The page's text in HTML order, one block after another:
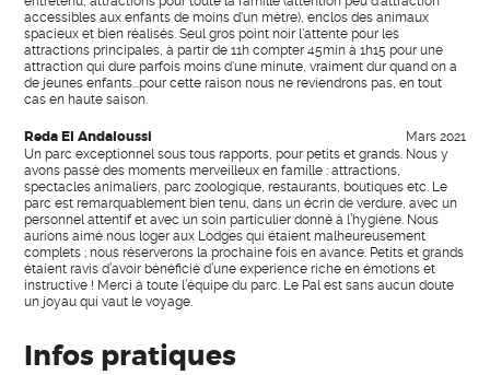
accessibles aux enfants de moins d'un mètre), enclos des animaux
spacieux et bien réalisés. Seul gros point noir l'attente pour les
attractions principales, à partir de 11h compter 45min à 1h15 pour une
attraction qui dure parfois moins d'une minute, vraiment dur quand on a
de jeunes enfants...pour cette raison nous ne reviendrons pas, en tout
cas en haute saison.
Reda El Andaloussi
Mars 2021
Un parc exceptionnel sous tous rapports, pour petits et grands. Nous y
avons passé des moments merveilleux en famille : attractions,
spectacles animaliers, parc zoologique, restaurants, boutiques etc. Le
parc est remarquablement bien tenu, dans un écrin de verdure, avec un
personnel attentif et avec un soin particulier donné à l’hygiène. Nous
aurions aimé nous loger aux Lodges qui étaient malheureusement
complets ; nous réserverons la prochaine fois en avance. Petits et grands
étaient ravis d’avoir bénéficié d’une experience riche en émotions et
instructive ! Merci à toute l’équipe du parc. Le Pal est sans aucun doute
un joyau qui vaut le voyage.
Infos pratiques